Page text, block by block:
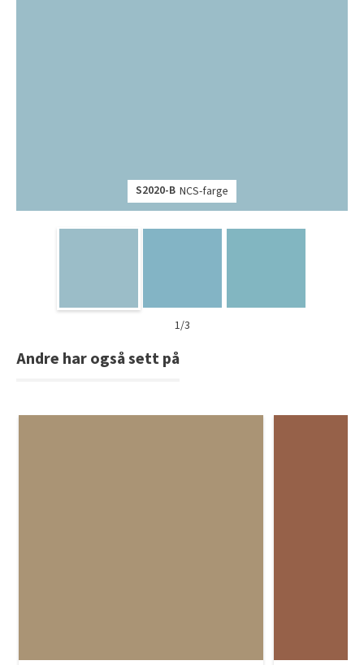
S2020-B NCS-farge
1/3
Andre har også sett på